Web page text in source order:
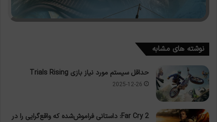
نوشته های مشابه
حداقل سیستم مورد نیاز بازی Trials Rising
2025-12-26
Far Cry 2: داستانی فراموش‌شده که واقع‌گرایی را در